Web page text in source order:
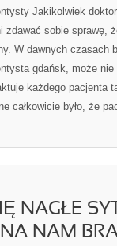
Jakikolwiek
zdawać sobie sprawę,
W dawnych czasach
gdańsk, może
każdego pacjenta
całkowicie było, że
NAGŁE
NAM